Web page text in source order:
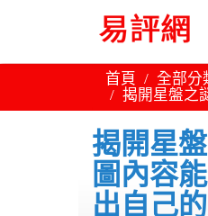
首頁 全部分
揭開星盤之
揭開星
圖內容
出自己